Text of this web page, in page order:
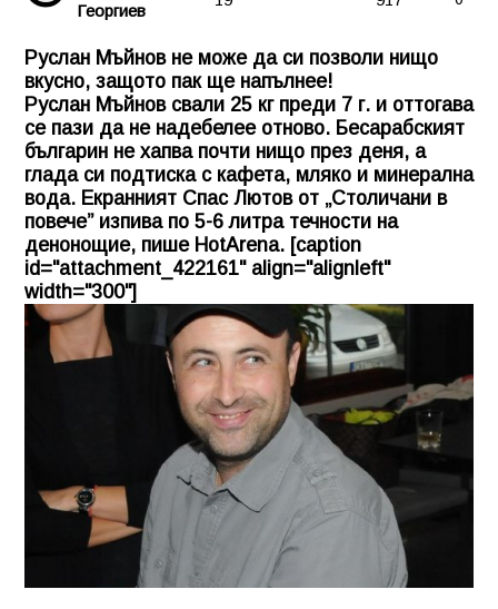
Георгиев
Руслан Мъйнов не може да си позволи нищо
вкусно, защото пак ще напълнее!
Руслан Мъйнов свали 25 кг преди 7 г. и оттогава
се пази да не надебелее отново. Бесарабският
българин не хапва почти нищо през деня, а
глада си подтиска с кафета, мляко и минерална
вода. Екранният Спас Лютов от „Столичани в
повече” изпива по 5-6 литра течности на
денонощие, пише HotArena. [caption
id="attachment_422161" align="alignleft"
width="300"]